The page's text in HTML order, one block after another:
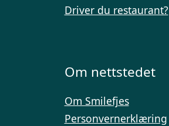
Driver du restaurant?
Om nettstedet
Om Smilefjes
Personvernerklæring